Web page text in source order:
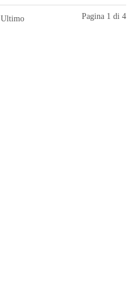
Pagina 1 di 4
Ultimo